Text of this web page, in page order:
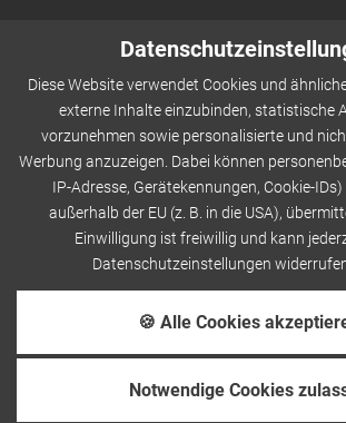
Diese Website verwendet Cookies und
externe Inhalte einzubinden, statistische
vorzunehmen sowie personalisierte und
Werbung anzuzeigen. Dabei können
IP-Adresse, Gerätekennungen, Cookie-
außerhalb der EU (z. B. in die USA),
Einwilligung ist freiwillig und kann
Datenschutzeinstellungen
🍪 Alle Cookies
Notwendige Cookies
CAMPING RESORT RESORT
AGBs
Barrierefreiheit